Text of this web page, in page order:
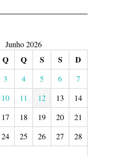
Junho 2026
Q Q S S D
3 4 5 6
7
10 11 12 13
14
17 18 19 20
21
24 25 26 27
28